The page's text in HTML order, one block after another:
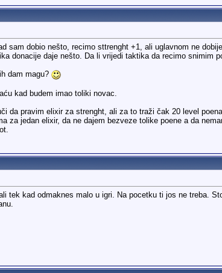
sam dobio nešto, recimo sttrenght +1, ali uglavnom ne
donacije daje nešto. Da li vrijedi taktika da recimo snimim
dam magu?
kad budem imao toliki novac.
da pravim elixir za strenght, ali za to traži čak 20 level
za jedan elixir, da ne dajem bezveze tolike poene a da
tek kad odmaknes malo u igri. Na pocetku ti jos ne treba.